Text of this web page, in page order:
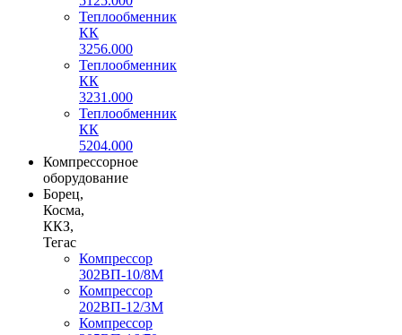
Теплообменник
КК
3256.000
Теплообменник
КК
3231.000
Теплообменник
КК
5204.000
Компрессорное
оборудование
Борец,
Косма,
ККЗ,
Тегас
Компрессор
302ВП-10/8М
Компрессор
202ВП-12/3М
Компрессор